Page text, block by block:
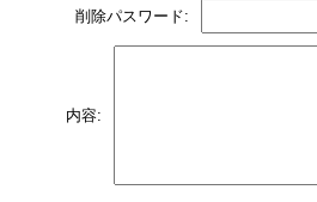
削除パスワード:
内容: